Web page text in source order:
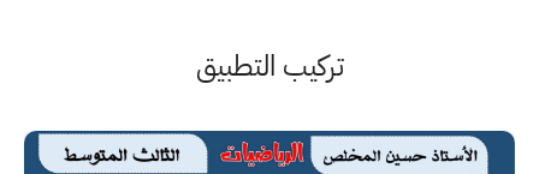
تركيب التطبيق